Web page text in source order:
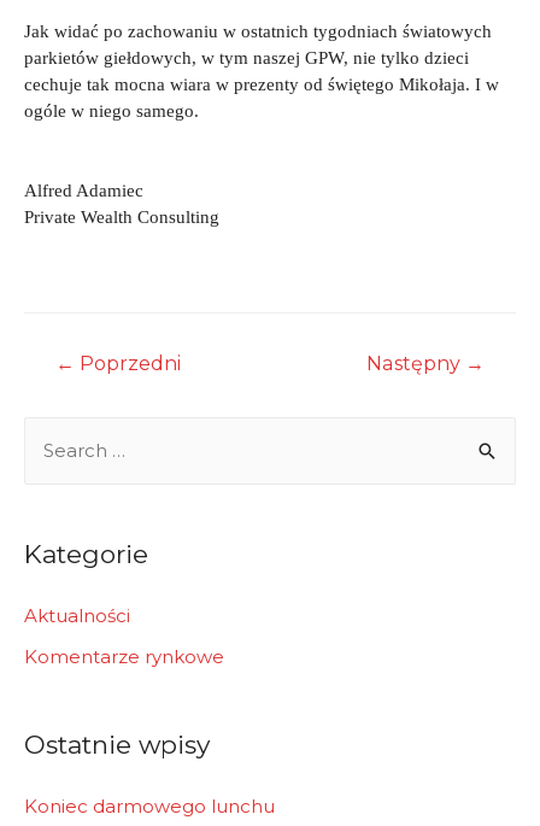
Jak widać po zachowaniu w ostatnich tygodniach światowych
parkietów giełdowych, w tym naszej GPW, nie tylko dzieci
cechuje tak mocna wiara w prezenty od świętego Mikołaja. I w
ogóle w niego samego.
Alfred Adamiec
Private Wealth Consulting
Nawigacja
← Poprzedni Następny →
r
h
f
Kategorie
Aktualności
Komentarze rynkowe
Ostatnie wpisy
Koniec darmowego lunchu